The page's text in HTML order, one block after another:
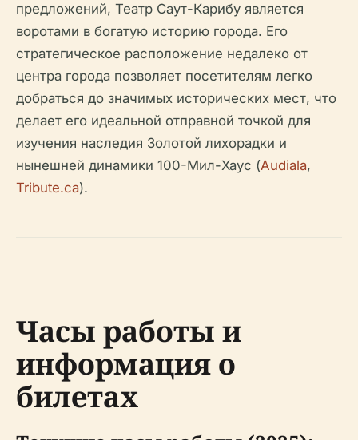
предложений, Театр Саут-Карибу является
воротами в богатую историю города. Его
стратегическое расположение недалеко от
центра города позволяет посетителям легко
добраться до значимых исторических мест, что
делает его идеальной отправной точкой для
изучения наследия Золотой лихорадки и
нынешней динамики 100-Мил-Хаус (Audiala,
Tribute.ca).
Часы работы и
информация о
билетах